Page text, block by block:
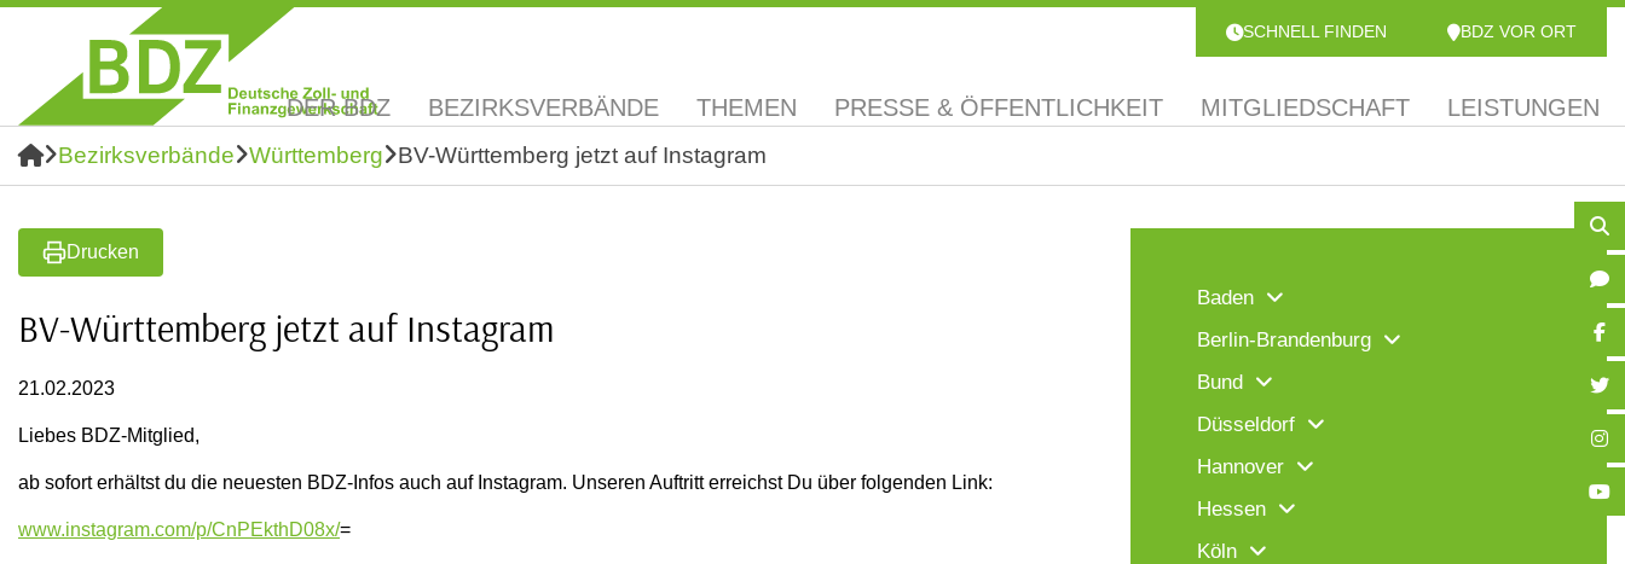
SCHNELL FINDEN BDZ VOR ORT
DER BDZ BEZIRKSVERBÄNDE THEMEN PRESSE & ÖFFENTLICHKEIT MITGLIEDSCHAFT LEISTUNGEN
Bezirksverbände Württemberg BV-Württemberg jetzt auf Instagram
Drucken
BV-Württemberg jetzt auf Instagram
21.02.2023
Liebes BDZ-Mitglied,
ab sofort erhältst du die neuesten BDZ-Infos auch auf Instagram. Unseren Auftritt erreichst Du über folgenden Link:
www.instagram.com/p/CnPEkthD08x/=
Baden
Berlin-Brandenburg
Bund
Düsseldorf
Hannover
Hessen
Köln